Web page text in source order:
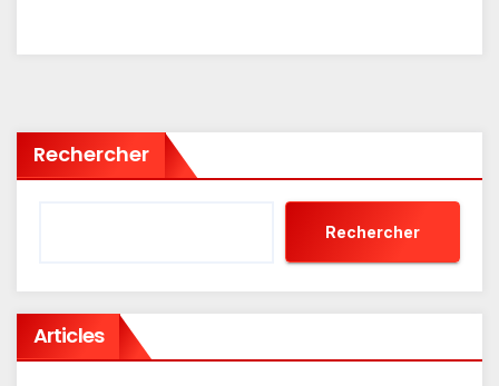
Rechercher
Rechercher
Articles